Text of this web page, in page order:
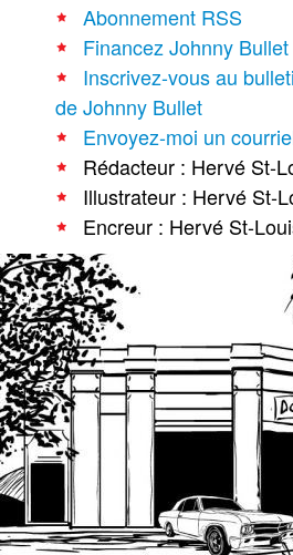
Abonnement RSS
Financez Johnny
Inscrivez-vous au
de Johnny Bullet
Envoyez-moi un
Rédacteur : Hervé St-
Illustrateur : Hervé St-
Encreur : Hervé St-